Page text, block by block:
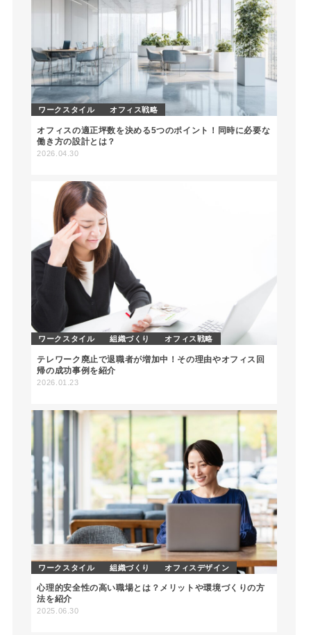
ワークスタイル オフィス戦略
オフィスの適正坪数を決める5つのポイント！同時に必要な
働き方の設計とは？
2026.04.30
ワークスタイル 組織づくり オフィス戦略
テレワーク廃止で退職者が増加中！その理由やオフィス回
帰の成功事例を紹介
2026.01.23
ワークスタイル 組織づくり オフィスデザイン
心理的安全性の高い職場とは？メリットや環境づくりの方
法を紹介
2025.06.30